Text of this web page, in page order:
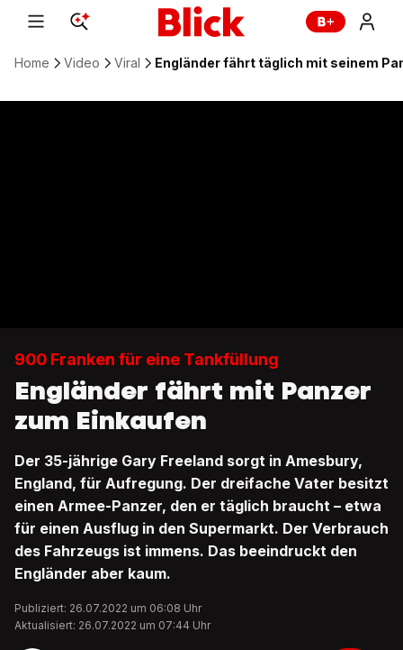
Home Video Viral Engländer fährt täglich mit seinem
900 Franken für eine Tankfüllung
Engländer fährt mit Panzer
zum Einkaufen
Der 35-jährige Gary Freeland sorgt in Amesbury,
England, für Aufregung. Der dreifache Vater besitzt
einen Armee-Panzer, den er täglich braucht – etwa
für einen Ausflug in den Supermarkt. Der Verbrauch
des Fahrzeugs ist immens. Das beeindruckt den
Engländer aber kaum.
Publiziert: 26.07.2022 um 06:08 Uhr
Aktualisiert: 26.07.2022 um 07:44 Uhr